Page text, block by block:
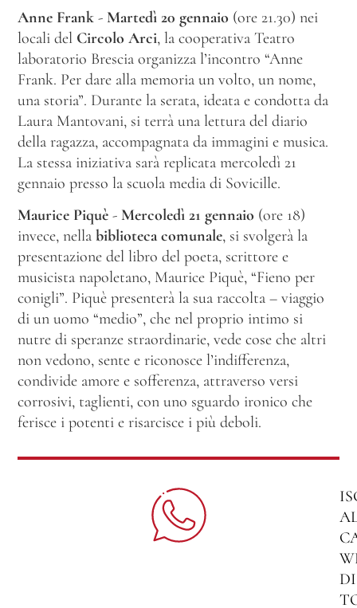
Anne Frank - Martedì 20 gennaio (ore 21.30) nei
locali del Circolo Arci, la cooperativa Teatro
laboratorio Brescia organizza l’incontro “Anne
Frank. Per dare alla memoria un volto, un nome,
una storia”. Durante la serata, ideata e condotta da
Laura Mantovani, si terrà una lettura del diario
della ragazza, accompagnata da immagini e musica.
La stessa iniziativa sarà replicata mercoledì 21
gennaio presso la scuola media di Sovicille.
Maurice Piquè - Mercoledì 21 gennaio (ore 18)
invece, nella biblioteca comunale, si svolgerà la
presentazione del libro del poeta, scrittore e
musicista napoletano, Maurice Piquè, “Fieno per
conigli”. Piquè presenterà la sua raccolta – viaggio
di un uomo “medio”, che nel proprio intimo si
nutre di speranze straordinarie, vede cose che altri
non vedono, sente e riconosce l’indifferenza,
condivide amore e sofferenza, attraverso versi
corrosivi, taglienti, con uno sguardo ironico che
ferisce i potenti e risarcisce i più deboli.
DI